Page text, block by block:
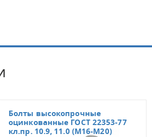
Болты высокопрочные
оцинкованные ГОСТ 22353-77
кл.пр. 10.9, 11.0 (М16-М20)